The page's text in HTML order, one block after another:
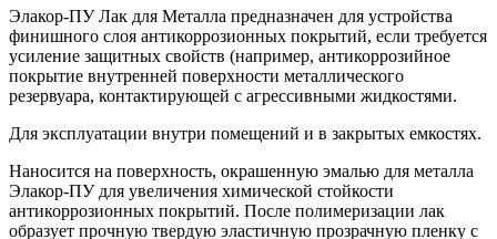
Элакор-ПУ Лак для Металла предназначен для устройства
финишного слоя антикоррозионных покрытий, если требуется
усиление защитных свойств (например, антикоррозийное
покрытие внутренней поверхности металлического
резервуара, контактирующей с агрессивными жидкостями.
Для эксплуатации внутри помещений и в закрытых емкостях.
Наносится на поверхность, окрашенную эмалью для металла
Элакор-ПУ для увеличения химической стойкости
антикоррозионных покрытий. После полимеризации лак
образует прочную твердую эластичную прозрачную пленку с